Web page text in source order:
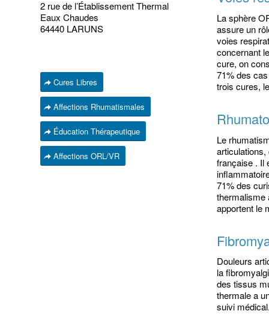
2 rue de l’Établissement Thermal
Eaux Chaudes
64440 LARUNS
Cures Libres
Affections Rhumatismales
Éducation Thérapeutique
Affections ORL/VR
La sphère
assure un
voies
concernant
cure, on
71% des
trois cures,
Le
articulations,
française . Il
71% des
thermalisme
apportent le
Douleurs
la
des tissus
thermale a
suivi